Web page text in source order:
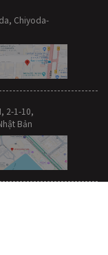
Chiyoda-
2-1-10,
Bản